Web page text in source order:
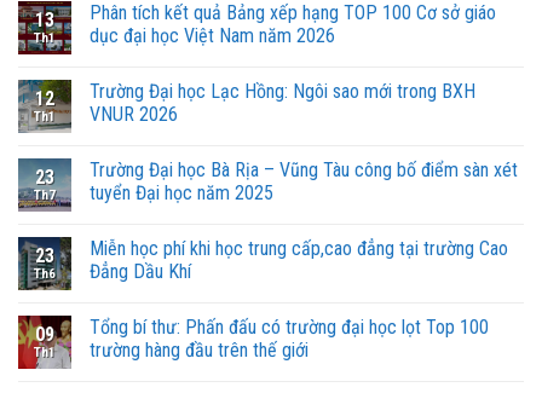
13
Th1
Phân tích kết quả Bảng xếp hạng TOP 100 Cơ sở giáo
dục đại học Việt Nam năm 2026
12
Th1
Trường Đại học Lạc Hồng: Ngôi sao mới trong BXH
VNUR 2026
23
Th7
Trường Đại học Bà Rịa – Vũng Tàu công bố điểm sàn xét
tuyển Đại học năm 2025
23
Th6
Miễn học phí khi học trung cấp,cao đẳng tại trường Cao
Đẳng Dầu Khí
09
Th1
Tổng bí thư: Phấn đấu có trường đại học lọt Top 100
trường hàng đầu trên thế giới